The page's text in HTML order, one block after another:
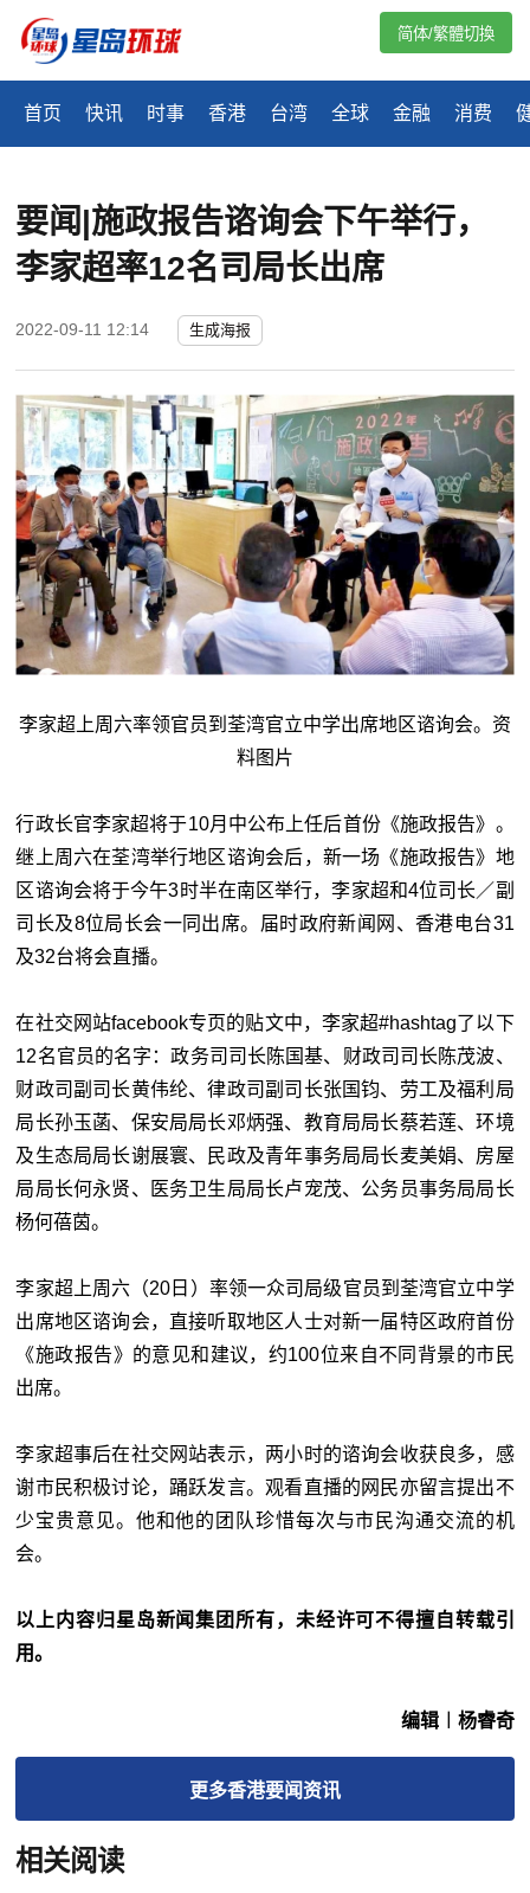
首页 快讯 时事 香港 台湾 全球 金融 消费
简体/繁體切換
要闻|施政报告谘询会下午举行，
李家超率12名司局长出席
2022-09-11 12:14 生成海报
李家超上周六率领官员到荃湾官立中学出席地区谘询会。资
料图片
行政长官李家超将于10月中公布上任后首份《施政报告》。
继上周六在荃湾举行地区谘询会后，新一场《施政报告》地
区谘询会将于今午3时半在南区举行，李家超和4位司长／副
司长及8位局长会一同出席。届时政府新闻网、香港电台31
及32台将会直播。
在社交网站facebook专页的贴文中，李家超#hashtag了以下
12名官员的名字：政务司司长陈国基、财政司司长陈茂波、
财政司副司长黄伟纶、律政司副司长张国钧、劳工及福利局
局长孙玉菡、保安局局长邓炳强、教育局局长蔡若莲、环境
及生态局局长谢展寰、民政及青年事务局局长麦美娟、房屋
局局长何永贤、医务卫生局局长卢宠茂、公务员事务局局长
杨何蓓茵。
李家超上周六（20日）率领一众司局级官员到荃湾官立中学
出席地区谘询会，直接听取地区人士对新一届特区政府首份
《施政报告》的意见和建议，约100位来自不同背景的市民
出席。
李家超事后在社交网站表示，两小时的谘询会收获良多，感
谢市民积极讨论，踊跃发言。观看直播的网民亦留言提出不
少宝贵意见。他和他的团队珍惜每次与市民沟通交流的机
会。
以上内容归星岛新闻集团所有，未经许可不得擅自转载引
用。
编辑︱杨睿奇
更多香港要闻资讯
相关阅读